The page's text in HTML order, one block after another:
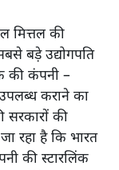
मित्तल की
बड़े उद्योगपति
की कंपनी –
कराने का
सरकारों की
रहा है कि भारत
की स्टारलिंक